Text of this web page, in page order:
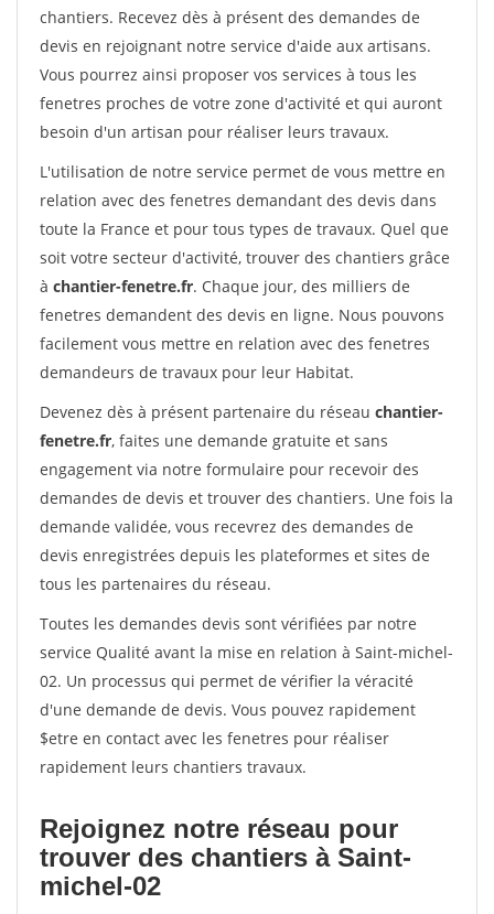
chantiers. Recevez dès à présent des demandes de
devis en rejoignant notre service d'aide aux artisans.
Vous pourrez ainsi proposer vos services à tous les
fenetres proches de votre zone d'activité et qui auront
besoin d'un artisan pour réaliser leurs travaux.
L'utilisation de notre service permet de vous mettre en
relation avec des fenetres demandant des devis dans
toute la France et pour tous types de travaux. Quel que
soit votre secteur d'activité, trouver des chantiers grâce
à chantier-fenetre.fr. Chaque jour, des milliers de
fenetres demandent des devis en ligne. Nous pouvons
facilement vous mettre en relation avec des fenetres
demandeurs de travaux pour leur Habitat.
Devenez dès à présent partenaire du réseau chantier-
fenetre.fr, faites une demande gratuite et sans
engagement via notre formulaire pour recevoir des
demandes de devis et trouver des chantiers. Une fois la
demande validée, vous recevrez des demandes de
devis enregistrées depuis les plateformes et sites de
tous les partenaires du réseau.
Toutes les demandes devis sont vérifiées par notre
service Qualité avant la mise en relation à Saint-michel-
02. Un processus qui permet de vérifier la véracité
d'une demande de devis. Vous pouvez rapidement
$etre en contact avec les fenetres pour réaliser
rapidement leurs chantiers travaux.
Rejoignez notre réseau pour
trouver des chantiers à Saint-
michel-02